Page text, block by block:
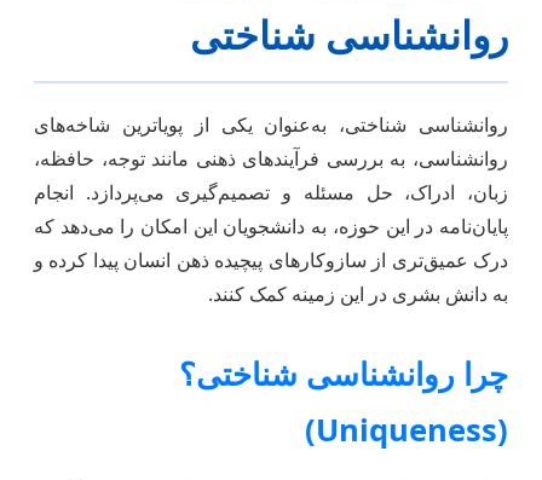
روانشناسی شناختی
روانشناسی شناختی، به‌عنوان یکی از پویاترین شاخه‌های
روانشناسی، به بررسی فرآیندهای ذهنی مانند توجه، حافظه،
زبان، ادراک، حل مسئله و تصمیم‌گیری می‌پردازد. انجام
پایان‌نامه در این حوزه، به دانشجویان این امکان را می‌دهد که
درک عمیق‌تری از سازوکارهای پیچیده ذهن انسان پیدا کرده و
به دانش بشری در این زمینه کمک کنند.
چرا روانشناسی شناختی؟
(Uniqueness)